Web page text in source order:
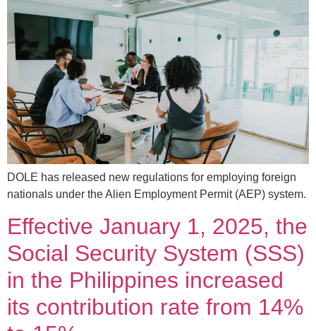
DOLE has released new regulations for employing foreign
nationals under the Alien Employment Permit (AEP) system.
Effective January 1, 2025, the
Social Security System (SSS)
in the Philippines increased
its contribution rate from 14%